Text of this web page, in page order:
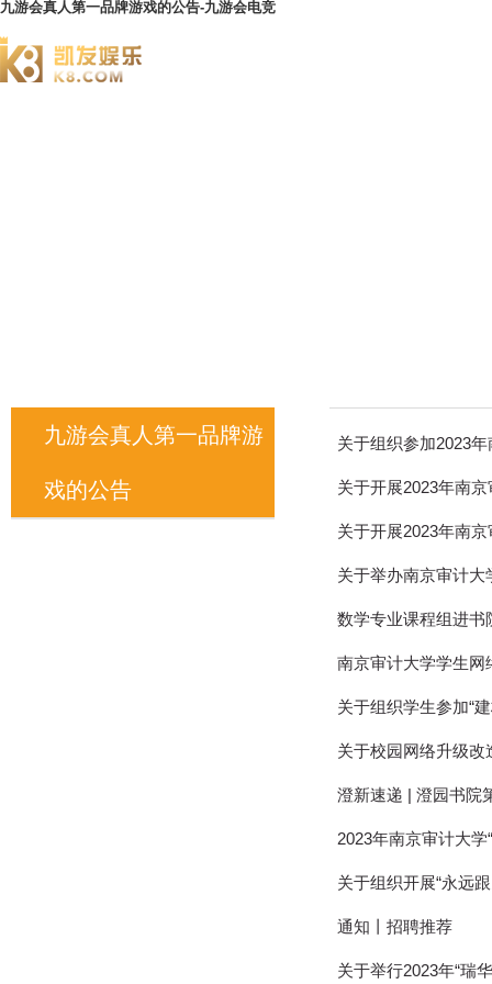
九游会真人第一品牌游戏的公告-九游会电竞
九游会真人第一品牌游
戏的公告
关于组织参加2023
关于开展2023年南
关于开展2023年南
关于举办南京审计大
数学专业课程组进书
南京审计大学学生网
关于组织学生参加“
关于校园网络升级改
澄新速递 | 澄园书院
2023年南京审计大
关于组织开展“永远
通知丨招聘推荐
关于举行2023年“瑞